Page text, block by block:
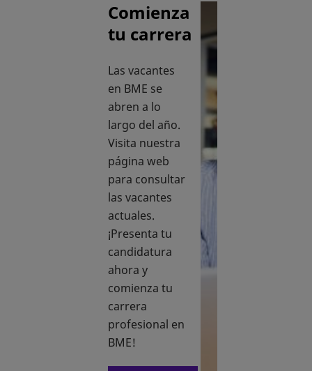
Comienza
tu carrera
Las vacantes
en BME se
abren a lo
largo del año.
Visita nuestra
página web
para consultar
las vacantes
actuales.
¡Presenta tu
candidatura
ahora y
comienza tu
carrera
profesional en
BME!